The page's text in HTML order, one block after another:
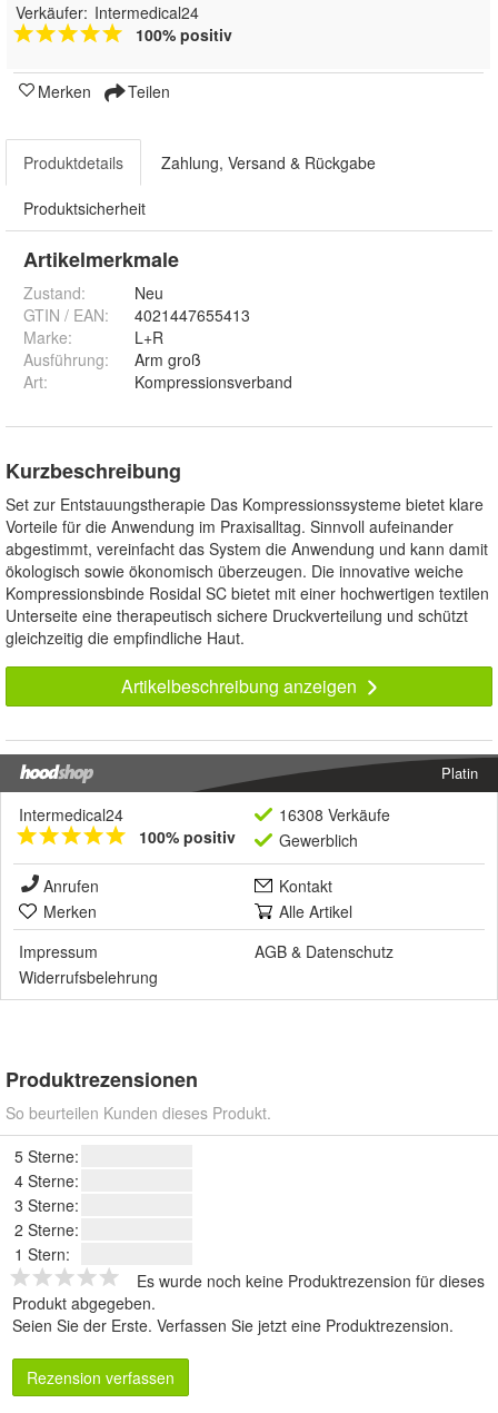
Verkäufer: Intermedical24
100% positiv
Merken Teilen
Produktdetails Zahlung, Versand & Rückgabe
Produktsicherheit
Artikelmerkmale
Zustand:
Neu
GTIN / EAN:
4021447655413
Marke:
L+R
Ausführung:
Arm groß
Art: Kompressionsverband
Kurzbeschreibung
Set zur Entstauungstherapie Das Kompressionssysteme bietet klare
Vorteile für die Anwendung im Praxisalltag. Sinnvoll aufeinander
abgestimmt, vereinfacht das System die Anwendung und kann damit
ökologisch sowie ökonomisch überzeugen. Die innovative weiche
Kompressionsbinde Rosidal SC bietet mit einer hochwertigen textilen
Unterseite eine therapeutisch sichere Druckverteilung und schützt
gleichzeitig die empfindliche Haut.
Artikelbeschreibung anzeigen
Platin
Intermedical24
100% positiv
16308 Verkäufe
Gewerblich
Anrufen
Kontakt
Merken
Alle Artikel
Impressum
AGB & Datenschutz
Widerrufsbelehrung
Produktrezensionen
So beurteilen Kunden dieses Produkt.
5 Sterne:
4 Sterne:
3 Sterne:
2 Sterne:
1 Stern:
Es wurde noch keine Produktrezension für dieses
Produkt abgegeben.
Seien Sie der Erste. Verfassen Sie jetzt eine Produktrezension.
Rezension verfassen